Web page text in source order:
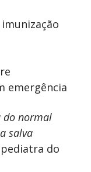
emergência
do normal
salva
do